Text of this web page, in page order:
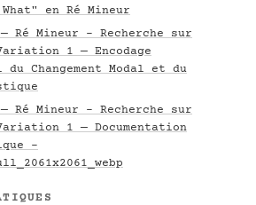
en Ré Mineur
Ré Mineur - Recherche sur
1 — Encodage
du Changement Modal et du
Ré Mineur - Recherche sur
1 — Documentation
-